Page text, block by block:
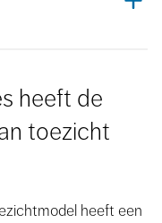
heeft de
toezicht
heeft een